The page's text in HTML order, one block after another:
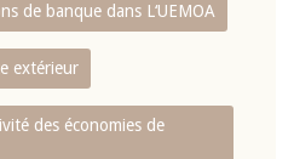
de banque dans L‘UEMOA
extérieur
des économies de